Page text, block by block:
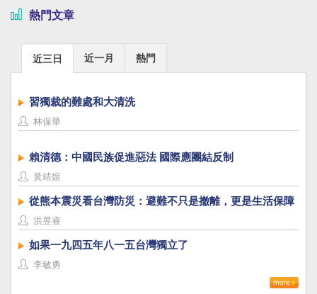
熱門文章
近三日 近一月 熱門
習獨裁的難處和大清洗
林保華
賴清德：中國民族促進惡法 國際應團結反制
黃靖媗
從熊本震災看台灣防災：避難不只是撤離，更是生活保障
洪昱睿
如果一九四五年八一五台灣獨立了
李敏勇